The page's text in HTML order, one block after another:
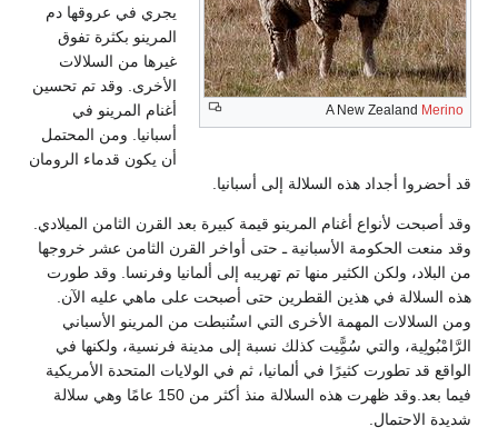
A New Zealand Merino
يجري في عروقها دم
المرينو بكثرة تفوق
غيرها من السلالات
الأخرى. وقد تم تحسين
أغنام المرينو في
أسبانيا. ومن المحتمل
أن يكون قدماء الرومان
قد أحضروا أجداد هذه السلالة إلى أسبانيا.
وقد أصبحت لأنواع أغنام المرينو قيمة كبيرة بعد القرن الثامن الميلادي.
وقد منعت الحكومة الأسبانية ـ حتى أواخر القرن الثامن عشر خروجها
من البلاد، ولكن الكثير منها تم تهريبه إلى ألمانيا وفرنسا. وقد طورت
هذه السلالة في هذين القطرين حتى أصبحت على ماهي عليه الآن.
ومن السلالات المهمة الأخرى التي استُنبطت من المرينو الأسباني
الرَّامْبُولِية، والتي سُمًِّيت كذلك نسبة إلى مدينة فرنسية، ولكنها في
الواقع قد تطورت كثيرًا في ألمانيا، ثم في الولايات المتحدة الأمريكية
فيما بعد.وقد ظهرت هذه السلالة منذ أكثر من 150 عامًا وهي سلالة
شديدة الاحتمال.